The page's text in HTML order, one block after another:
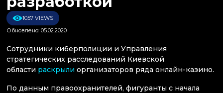
1057 VIEWS
Обновлено: 05.02.2020
Сотрудники киберполиции и Управления
стратегических расследований Киевской
области раскрыли организаторов ряда онлайн-казино.
По данным правоохранителей, фигуранты с начала